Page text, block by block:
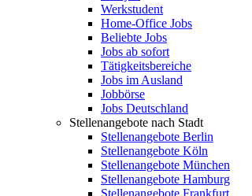
Werkstudent
Home-Office Jobs
Beliebte Jobs
Jobs ab sofort
Tätigkeitsbereiche
Jobs im Ausland
Jobbörse
Jobs Deutschland
Stellenangebote nach Stadt
Stellenangebote Berlin
Stellenangebote Köln
Stellenangebote München
Stellenangebote Hamburg
Stellenangebote Frankfurt